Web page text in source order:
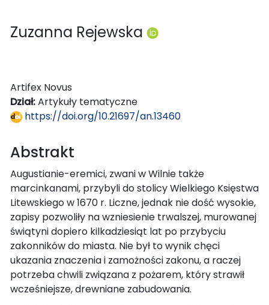
Zuzanna Rejewska
Artifex Novus
Dział:Artykuły tematyczne
https://doi.org/10.21697/an.13460
Abstrakt
Augustianie-eremici, zwani w Wilnie także
marcinkanami, przybyli do stolicy Wielkiego Księstwa
Litewskiego w 1670 r. Liczne, jednak nie dość wysokie,
zapisy pozwoliły na wzniesienie trwalszej, murowanej
świątyni dopiero kilkadziesiąt lat po przybyciu
zakonników do miasta. Nie był to wynik chęci
ukazania znaczenia i zamożności zakonu, a raczej
potrzeba chwili związana z pożarem, który strawił
wcześniejsze, drewniane zabudowania.